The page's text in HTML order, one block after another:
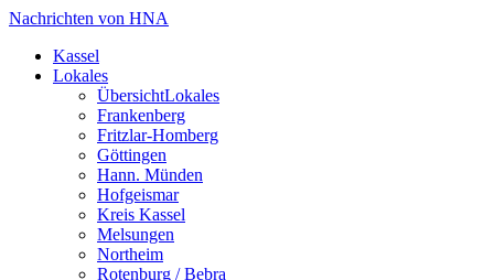
Nachrichten von HNA
Kassel
Lokales
ÜbersichtLokales
Frankenberg
Fritzlar-Homberg
Göttingen
Hann. Münden
Hofgeismar
Kreis Kassel
Melsungen
Northeim
Rotenburg / Bebra